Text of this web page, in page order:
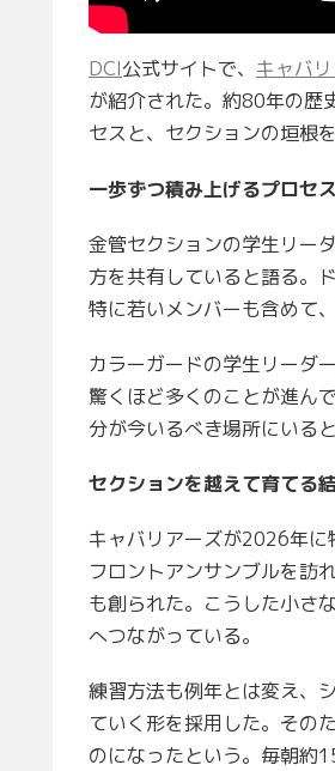
DCI公式サイトで、 キャバ
が紹介された。約80年の歴
セスと、セクションの垣根
一歩ずつ積み上げるプロセス
金管セクションの学生リー
方を共有していると語る。
特に若いメンバーも含めて
カラーガードの学生リーダ
驚くほど多くのことが進ん
分が今いるべき場所にいる
セクションを越えて育てる
キャバリアーズが2026年に
フロントアンサンブルを訪
も創られた。こうした小さ
へつながっている。
練習方法も例年とは変え、
ていく形を採用した。その
のになったという。毎朝約